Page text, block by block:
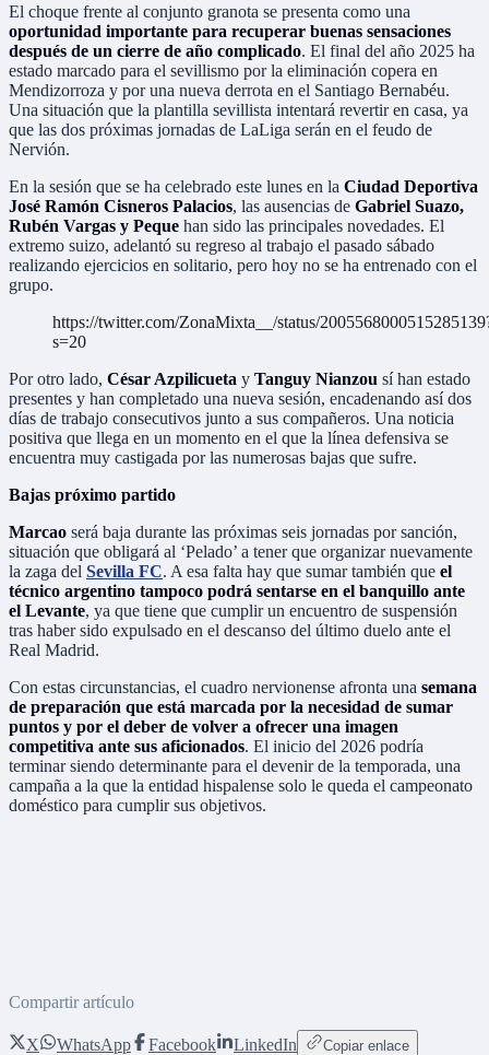
El choque frente al conjunto granota se presenta como una
oportunidad importante para recuperar buenas sensaciones
después de un cierre de año complicado. El final del año 2025 ha
estado marcado para el sevillismo por la eliminación copera en
Mendizorroza y por una nueva derrota en el Santiago Bernabéu.
Una situación que la plantilla sevillista intentará revertir en casa, ya
que las dos próximas jornadas de LaLiga serán en el feudo de
Nervión.
En la sesión que se ha celebrado este lunes en la Ciudad Deportiva
José Ramón Cisneros Palacios, las ausencias de Gabriel Suazo,
Rubén Vargas y Peque han sido las principales novedades. El
extremo suizo, adelantó su regreso al trabajo el pasado sábado
realizando ejercicios en solitario, pero hoy no se ha entrenado con el
grupo.
https://twitter.com/ZonaMixta__/status/
s=20
Por otro lado, César Azpilicueta y Tanguy Nianzou sí han estado
presentes y han completado una nueva sesión, encadenando así dos
días de trabajo consecutivos junto a sus compañeros. Una noticia
positiva que llega en un momento en el que la línea defensiva se
encuentra muy castigada por las numerosas bajas que sufre.
Bajas próximo partido
Marcao será baja durante las próximas seis jornadas por sanción,
situación que obligará al ‘Pelado’ a tener que organizar nuevamente
la zaga del Sevilla FC. A esa falta hay que sumar también que el
técnico argentino tampoco podrá sentarse en el banquillo ante
el Levante, ya que tiene que cumplir un encuentro de suspensión
tras haber sido expulsado en el descanso del último duelo ante el
Real Madrid.
Con estas circunstancias, el cuadro nervionense afronta una semana
de preparación que está marcada por la necesidad de sumar
puntos y por el deber de volver a ofrecer una imagen
competitiva ante sus aficionados. El inicio del 2026 podría
terminar siendo determinante para el devenir de la temporada, una
campaña a la que la entidad hispalense solo le queda el campeonato
doméstico para cumplir sus objetivos.
Compartir artículo
X WhatsApp Facebook LinkedIn Copiar enlace